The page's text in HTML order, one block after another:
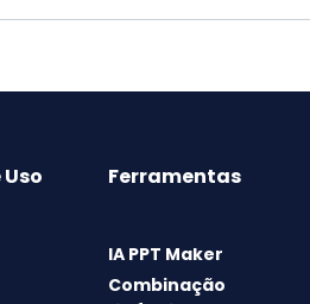
Ferramentas
IA PPT Maker
Combinação